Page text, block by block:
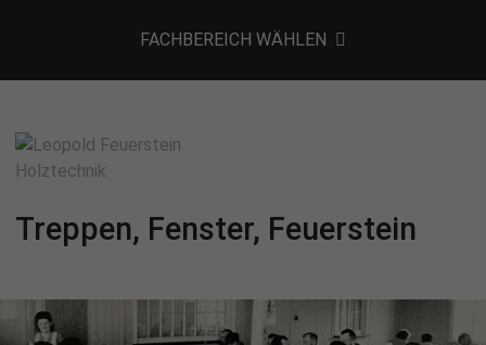
FACHBEREICH WÄHLEN
Treppen, Fenster, Feuerstein